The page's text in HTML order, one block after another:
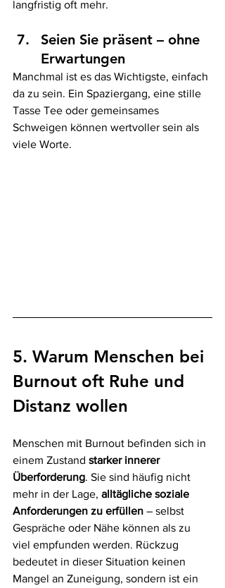
langfristig oft mehr.
Seien Sie präsent – ohne
Erwartungen
Manchmal ist es das Wichtigste, einfach
da zu sein. Ein Spaziergang, eine stille
Tasse Tee oder gemeinsames
Schweigen können wertvoller sein als
viele Worte.
5. Warum Menschen bei
Burnout oft Ruhe und
Distanz wollen
Menschen mit Burnout befinden sich in
einem Zustand starker innerer
Überforderung. Sie sind häufig nicht
mehr in der Lage, alltägliche soziale
Anforderungen zu erfüllen – selbst
Gespräche oder Nähe können als zu
viel empfunden werden. Rückzug
bedeutet in dieser Situation keinen
Mangel an Zuneigung, sondern ist ein